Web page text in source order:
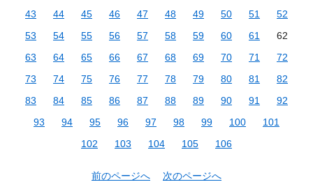
43
44 45 46 47 48 49 50 51
52
53
54 55 56 57 58 59 60 61
62
63
64 65 66 67 68 69 70 71
72
73
74 75 76 77 78 79 80 81
82
83
84 85 86 87 88 89 90 91
92
93
94 95 96 97 98 99 100
101
102
103 104 105 106
前のページへ 次のページへ